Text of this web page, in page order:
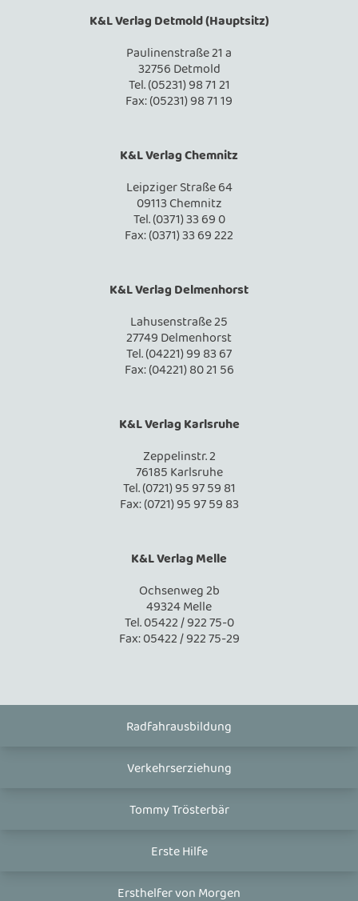
K&L Verlag Detmold (Hauptsitz)
Paulinenstraße 21 a
32756 Detmold
Tel. (05231) 98 71 21
Fax: (05231) 98 71 19
K&L Verlag Chemnitz
Leipziger Straße 64
09113 Chemnitz
Tel. (0371) 33 69 0
Fax: (0371) 33 69 222
K&L Verlag Delmenhorst
Lahusenstraße 25
27749 Delmenhorst
Tel. (04221) 99 83 67
Fax: (04221) 80 21 56
K&L Verlag Karlsruhe
Zeppelinstr. 2
76185 Karlsruhe
Tel. (0721) 95 97 59 81
Fax: (0721) 95 97 59 83
K&L Verlag Melle
Ochsenweg 2b
49324 Melle
Tel. 05422 / 922 75-0
Fax: 05422 / 922 75-29
Radfahrausbildung
Verkehrserziehung
Tommy Trösterbär
Erste Hilfe
Ersthelfer von Morgen